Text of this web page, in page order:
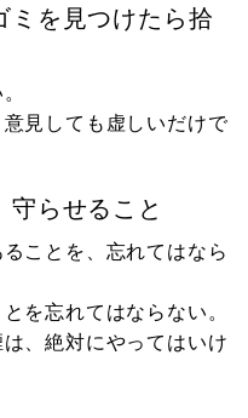
ミを見つけたら拾
見しても虚しいだけで
守らせること
ことを、忘れてはなら
を忘れてはならない。
、絶対にやってはいけ